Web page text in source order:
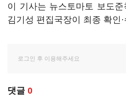
이 기사는 뉴스토마토 보도
김기성 편집국장이 최종 확인
댓글 0